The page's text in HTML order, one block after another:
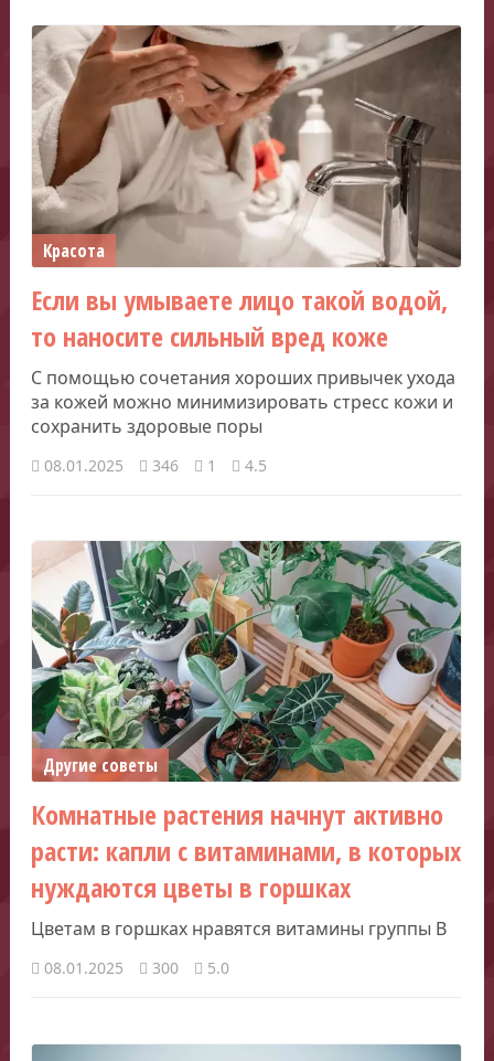
Красота
Если вы умываете лицо такой водой,
то наносите сильный вред коже
С помощью сочетания хороших привычек ухода
за кожей можно минимизировать стресс кожи и
сохранить здоровые поры
08.01.2025 346 1 4.5
Другие советы
Комнатные растения начнут активно
расти: капли с витаминами, в которых
нуждаются цветы в горшках
Цветам в горшках нравятся витамины группы В
08.01.2025 300 5.0